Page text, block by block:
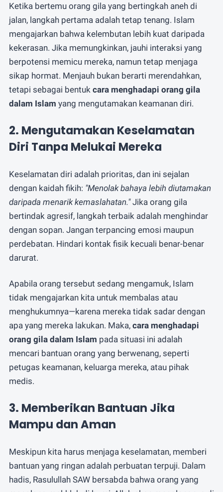
Ketika bertemu orang gila yang bertingkah aneh di
jalan, langkah pertama adalah tetap tenang. Islam
mengajarkan bahwa kelembutan lebih kuat daripada
kekerasan. Jika memungkinkan, jauhi interaksi yang
berpotensi memicu mereka, namun tetap menjaga
sikap hormat. Menjauh bukan berarti merendahkan,
tetapi sebagai bentuk cara menghadapi orang gila
dalam Islam yang mengutamakan keamanan diri.
2. Mengutamakan Keselamatan
Diri Tanpa Melukai Mereka
Keselamatan diri adalah prioritas, dan ini sejalan
dengan kaidah fikih: "Menolak bahaya lebih diutamakan
daripada menarik kemaslahatan."Jika orang gila
bertindak agresif, langkah terbaik adalah menghindar
dengan sopan. Jangan terpancing emosi maupun
perdebatan. Hindari kontak fisik kecuali benar-benar
darurat.
Apabila orang tersebut sedang mengamuk, Islam
tidak mengajarkan kita untuk membalas atau
menghukumnya—karena mereka tidak sadar dengan
apa yang mereka lakukan. Maka, cara menghadapi
orang gila dalam Islam pada situasi ini adalah
mencari bantuan orang yang berwenang, seperti
petugas keamanan, keluarga mereka, atau pihak
medis.
3. Memberikan Bantuan Jika
Mampu dan Aman
Meskipun kita harus menjaga keselamatan, memberi
bantuan yang ringan adalah perbuatan terpuji. Dalam
hadis, Rasulullah SAW bersabda bahwa orang yang